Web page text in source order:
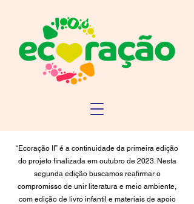
“Ecoração II” é a continuidade da primeira edição
do projeto finalizada em outubro de 2023. Nesta
segunda edição buscamos reafirmar o
compromisso de unir literatura e meio ambiente,
com edição de livro infantil e materiais de apoio